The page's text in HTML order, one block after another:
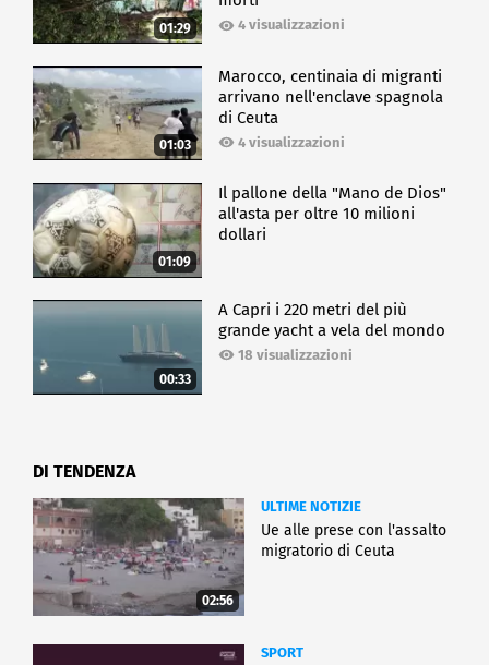
01:29 4 visualizzazioni
01:03
Marocco, centinaia di migranti
arrivano nell'enclave spagnola
di Ceuta
4 visualizzazioni
01:09
Il pallone della "Mano de Dios"
all'asta per oltre 10 milioni
dollari
00:33
A Capri i 220 metri del più
grande yacht a vela del mondo
18 visualizzazioni
DI TENDENZA
02:56
ULTIME NOTIZIE
Ue alle prese con l'assalto
migratorio di Ceuta
SPORT